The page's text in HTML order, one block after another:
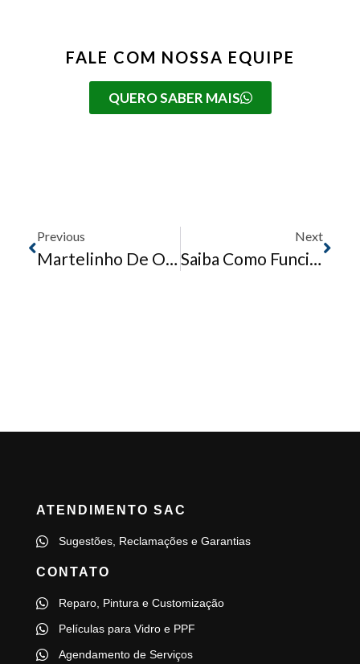
FALE COM NOSSA EQUIPE
QUERO SABER MAIS
Previous
Martelinho De Ouro: O Que Faz, As Vantagens E Quanto Custa Esse Tipo De Funilaria
Next
Saiba Como Funciona A Pintura De Roda Para O Seu Carro
ATENDIMENTO SAC
Sugestões, Reclamações e Garantias
CONTATO
Reparo, Pintura e Customização
Películas para Vidro e PPF
Agendamento de Serviços